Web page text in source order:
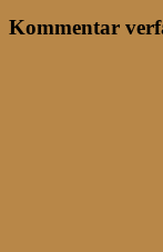
Kommentar